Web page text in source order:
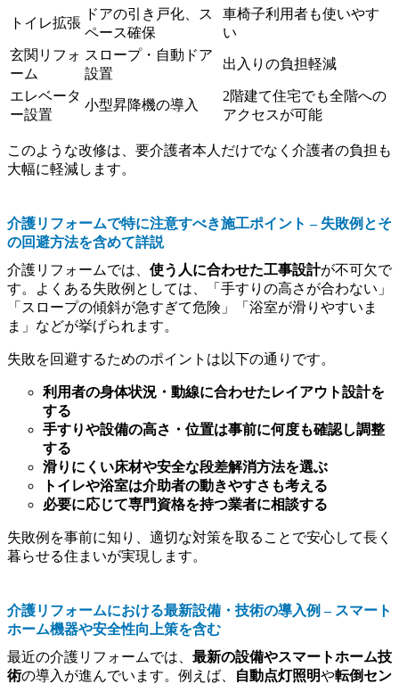
トイレ拡張
ドアの引き戸化、ス
ペース確保
車椅子利用者も使いやす
い
玄関リフォ
ーム
スロープ・自動ドア
設置
出入りの負担軽減
エレベータ
ー設置
小型昇降機の導入
2階建て住宅でも全階への
アクセスが可能
このような改修は、要介護者本人だけでなく介護者の負担も
大幅に軽減します。
介護リフォームで特に注意すべき施工ポイント – 失敗例とそ
の回避方法を含めて詳説
介護リフォームでは、 使う人に合わせた工事設計が不可欠で
す。よくある失敗例としては、「手すりの高さが合わない」
「スロープの傾斜が急すぎて危険」「浴室が滑りやすいま
ま」などが挙げられます。
失敗を回避するためのポイントは以下の通りです。
利用者の身体状況・動線に合わせたレイアウト設計を
する
手すりや設備の高さ・位置は事前に何度も確認し調整
する
滑りにくい床材や安全な段差解消方法を選ぶ
トイレや浴室は介助者の動きやすさも考える
必要に応じて専門資格を持つ業者に相談する
失敗例を事前に知り、適切な対策を取ることで安心して長く
暮らせる住まいが実現します。
介護リフォームにおける最新設備・技術の導入例 – スマート
ホーム機器や安全性向上策を含む
最近の介護リフォームでは、 最新の設備やスマートホーム技
術の導入が進んでいます。例えば、 自動点灯照明や転倒セン